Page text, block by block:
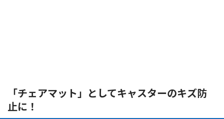
「チェアマット」としてキャスターのキズ防
止に！